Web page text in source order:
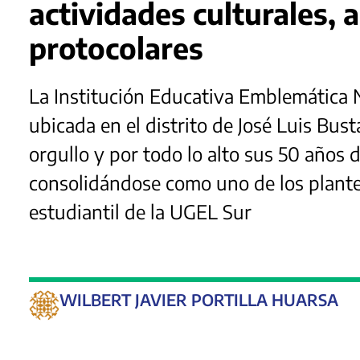
actividades culturales,
protocolares
La Institución Educativa Emblemática
ubicada en el distrito de José Luis
orgullo y por todo lo alto sus 50 años
consolidándose como uno de los
estudiantil de la UGEL Sur
WILBERT JAVIER PORTILLA HUARSA